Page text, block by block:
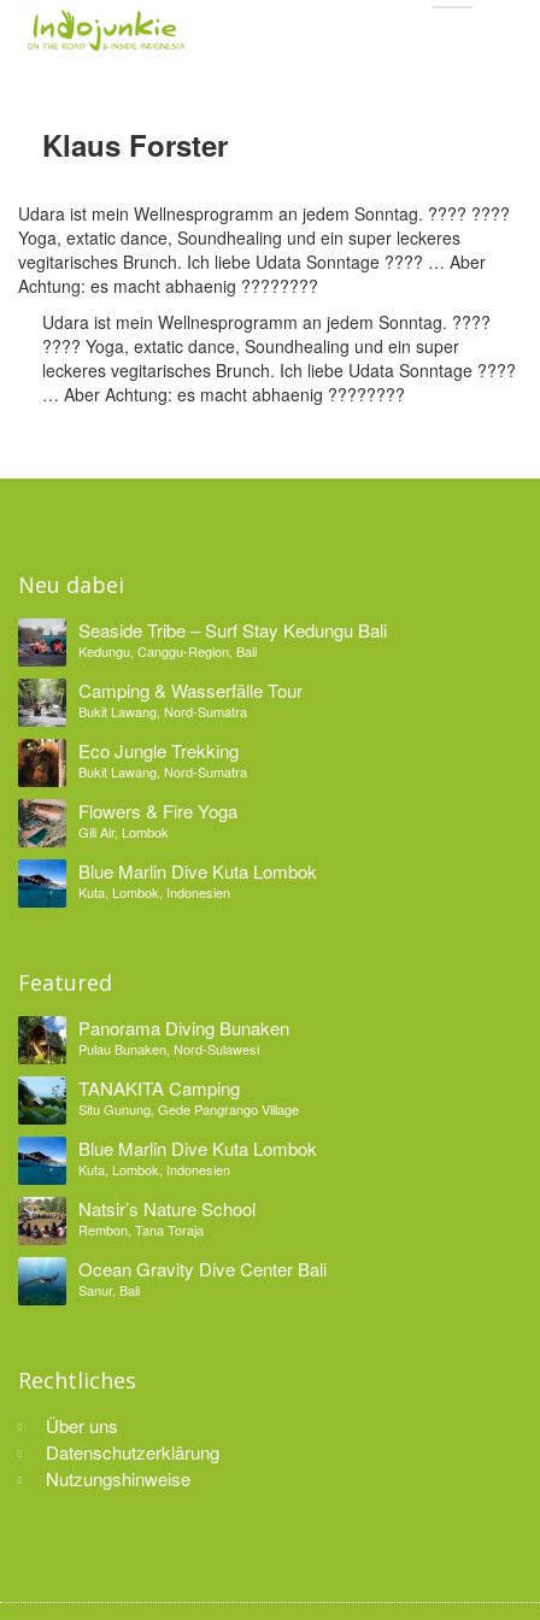
Klaus Forster
Udara ist mein Wellnesprogramm an jedem Sonntag. ???? ????
Yoga, extatic dance, Soundhealing und ein super leckeres
vegitarisches Brunch. Ich liebe Udata Sonntage ???? … Aber
Achtung: es macht abhaenig ????????
Udara ist mein Wellnesprogramm an jedem Sonntag. ????
???? Yoga, extatic dance, Soundhealing und ein super
leckeres vegitarisches Brunch. Ich liebe Udata Sonntage ????
… Aber Achtung: es macht abhaenig ????????
Neu dabei
Seaside Tribe – Surf Stay Kedungu Bali
Kedungu, Canggu-Region, Bali
Camping & Wasserfälle Tour
Bukit Lawang, Nord-Sumatra
Eco Jungle Trekking
Bukit Lawang, Nord-Sumatra
Flowers & Fire Yoga
Gili Air, Lombok
Blue Marlin Dive Kuta Lombok
Kuta, Lombok, Indonesien
Featured
Panorama Diving Bunaken
Pulau Bunaken, Nord-Sulawesi
TANAKITA Camping
Situ Gunung, Gede Pangrango Village
Blue Marlin Dive Kuta Lombok
Kuta, Lombok, Indonesien
Natsir’s Nature School
Rembon, Tana Toraja
Ocean Gravity Dive Center Bali
Sanur, Bali
Rechtliches
Über uns
Datenschutzerklärung
Nutzungshinweise